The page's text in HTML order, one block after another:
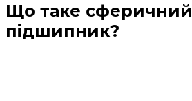
Що таке сферичний
підшипник?